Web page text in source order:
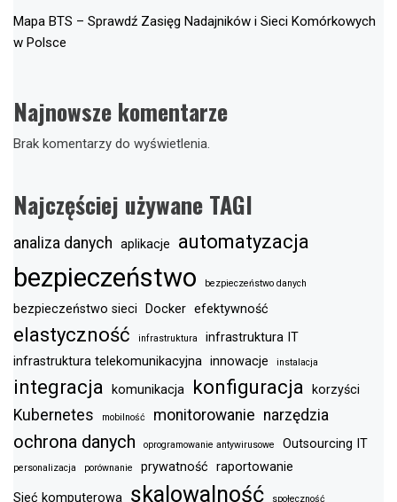
Mapa BTS – Sprawdź Zasięg Nadajników i Sieci Komórkowych
w Polsce
Najnowsze komentarze
Brak komentarzy do wyświetlenia.
Najczęściej używane TAGI
analiza danych aplikacje automatyzacja
bezpieczeństwo bezpieczeństwo danych
bezpieczeństwo sieci Docker efektywność
elastyczność infrastruktura
infrastruktura IT
infrastruktura telekomunikacyjna innowacje instalacja
integracja komunikacja konfiguracja korzyści
Kubernetes mobilność monitorowanie narzędzia
ochrona danych oprogramowanie antywirusowe Outsourcing IT
personalizacja porównanie prywatność raportowanie
Sieć komputerowa skalowalność społeczność